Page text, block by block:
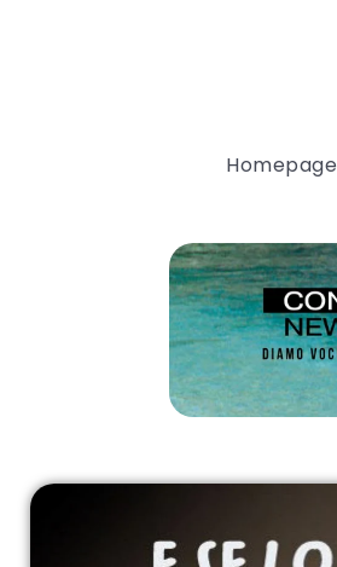
Homepage